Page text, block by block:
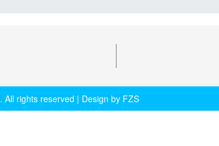
. All rights reserved | Design by FZS